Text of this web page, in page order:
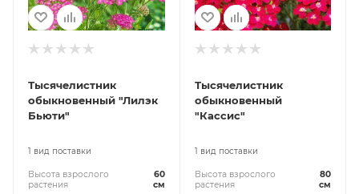
Тысячелистник
обыкновенный "Лилэк
Бьюти"
1 вид поставки
Высота взрослого
растения
60
см
Тысячелистник
обыкновенный
"Кассис"
1 вид поставки
Высота взрослого
растения
80
см